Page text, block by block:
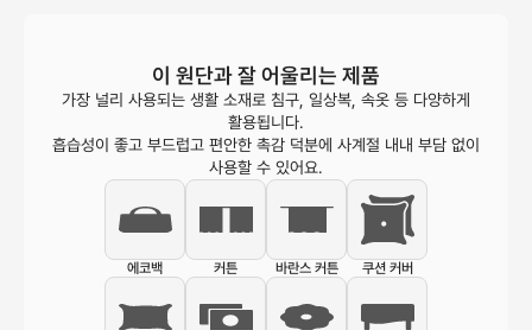
이 원단과 잘 어울리는 제품
가장 널리 사용되는 생활 소재로 침구, 일상복, 속옷 등 다양하게
활용됩니다.
흡습성이 좋고 부드럽고 편안한 촉감 덕분에 사계절 내내 부담 없이
사용할 수 있어요.
에코백 커튼 바란스 커튼 쿠션 커버